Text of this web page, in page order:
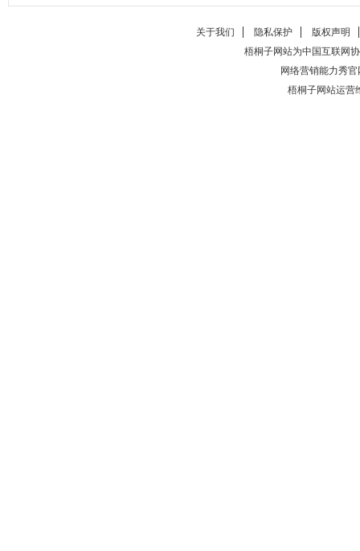
关于我们 隐私保护
版权声明
梧桐子网站为中国互联网
网络营销能力秀官
梧桐子网站运营